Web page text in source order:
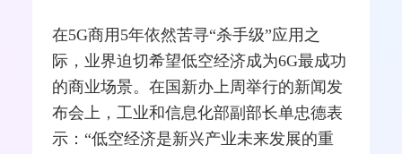
在5G商用5年依然苦寻“杀手级”应用之
际，业界迫切希望低空经济成为6G最成功
的商业场景。在国新办上周举行的新闻发
布会上，工业和信息化部副部长单忠德表
示：“低空经济是新兴产业未来发展的重